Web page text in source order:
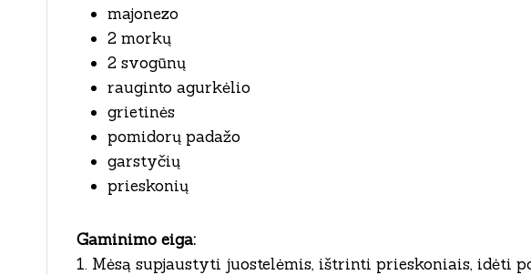
majonezo
2 morkų
2 svogūnų
rauginto agurkėlio
grietinės
pomidorų padažo
garstyčių
prieskonių
Gaminimo eiga:
1. Mėsą supjaustyti juostelėmis, ištrinti prieskoniais, idėti